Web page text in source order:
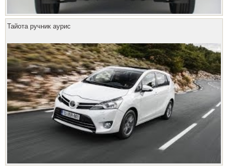
Тайота ручник аурис